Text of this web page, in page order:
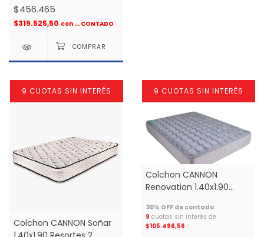
$456.465
$319.525,50 con ... CONTADO
9 CUOTAS SIN INTERÉS
Colchon CANNON Soñar
9 CUOTAS SIN INTERÉS
Colchon CANNON
Renovation 1.40x1.90
plazas *
9 cuotas sin interés de
$105.496,56